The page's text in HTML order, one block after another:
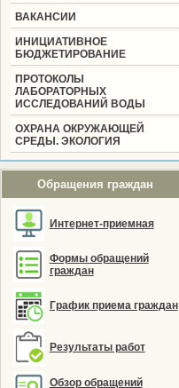
ВАКАНСИИ
ИНИЦИАТИВНОЕ
БЮДЖЕТИРОВАНИЕ
ПРОТОКОЛЫ
ЛАБОРАТОРНЫХ
ИССЛЕДОВАНИЙ ВОДЫ
ОХРАНА ОКРУЖАЮЩЕЙ
СРЕДЫ. ЭКОЛОГИЯ
Обращения граждан
Интернет-приемная
Формы обращений
граждан
График приема граждан
Результаты работ
Обзор обращений